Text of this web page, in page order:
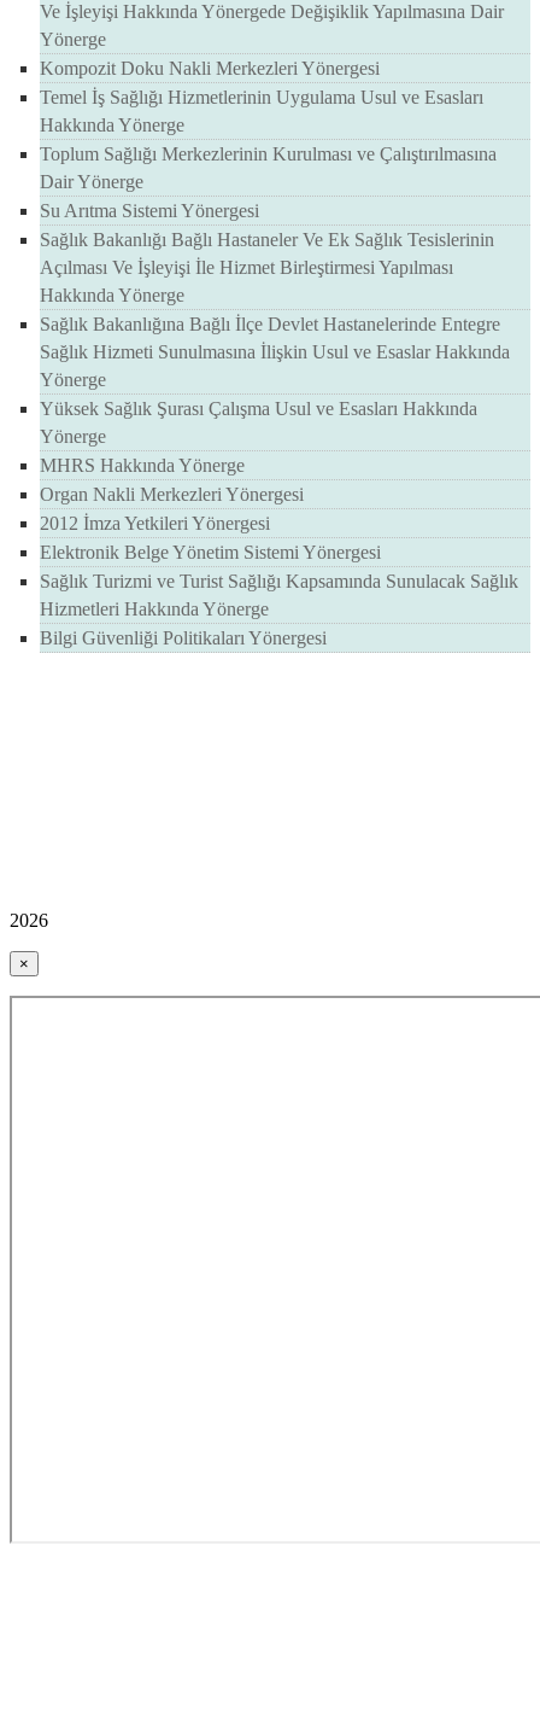
Ve İşleyişi Hakkında Yönergede Değişiklik Yapılmasına Dair
Yönerge
Kompozit Doku Nakli Merkezleri Yönergesi
Temel İş Sağlığı Hizmetlerinin Uygulama Usul ve Esasları
Hakkında Yönerge
Toplum Sağlığı Merkezlerinin Kurulması ve Çalıştırılmasına
Dair Yönerge
Su Arıtma Sistemi Yönergesi
Sağlık Bakanlığı Bağlı Hastaneler Ve Ek Sağlık Tesislerinin
Açılması Ve İşleyişi İle Hizmet Birleştirmesi Yapılması
Hakkında Yönerge
Sağlık Bakanlığına Bağlı İlçe Devlet Hastanelerinde Entegre
Sağlık Hizmeti Sunulmasına İlişkin Usul ve Esaslar Hakkında
Yönerge
Yüksek Sağlık Şurası Çalışma Usul ve Esasları Hakkında
Yönerge
MHRS Hakkında Yönerge
Organ Nakli Merkezleri Yönergesi
2012 İmza Yetkileri Yönergesi
Elektronik Belge Yönetim Sistemi Yönergesi
Sağlık Turizmi ve Turist Sağlığı Kapsamında Sunulacak Sağlık
Hizmetleri Hakkında Yönerge
Bilgi Güvenliği Politikaları Yönergesi
2026
×